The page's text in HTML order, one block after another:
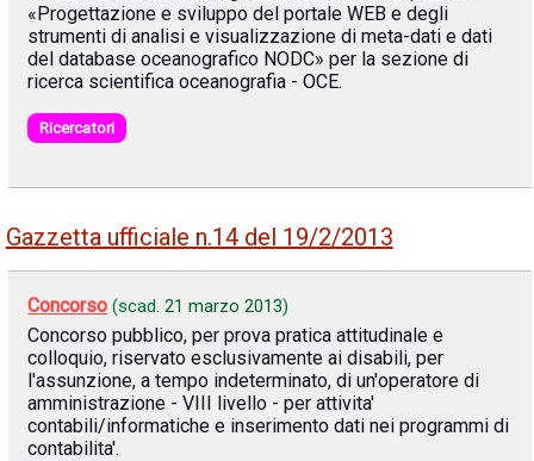
«Progettazione e sviluppo del portale WEB e degli
strumenti di analisi e visualizzazione di meta-dati e dati
del database oceanografico NODC» per la sezione di
ricerca scientifica oceanografia - OCE.
Ricercatori
Gazzetta ufficiale n.14 del 19/2/2013
Concorso (scad.21 marzo 2013)
Concorso pubblico, per prova pratica attitudinale e
colloquio, riservato esclusivamente ai disabili, per
l'assunzione, a tempo indeterminato, di un'operatore di
amministrazione - VIII livello - per attivita'
contabili/informatiche e inserimento dati nei programmi di
contabilita'.